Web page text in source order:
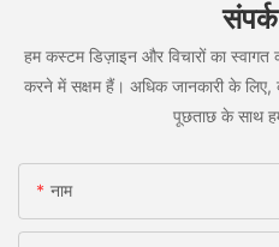
हम कस्टम डिज़ाइन और विचारों का
करने में सक्षम हैं। अधिक जानकारी के लिए,
पूछताछ के साथ
नाम